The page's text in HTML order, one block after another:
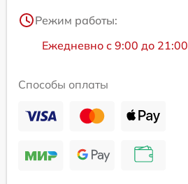
Режим работы:
Ежедневно с 9:00 до 21:00
Способы оплаты